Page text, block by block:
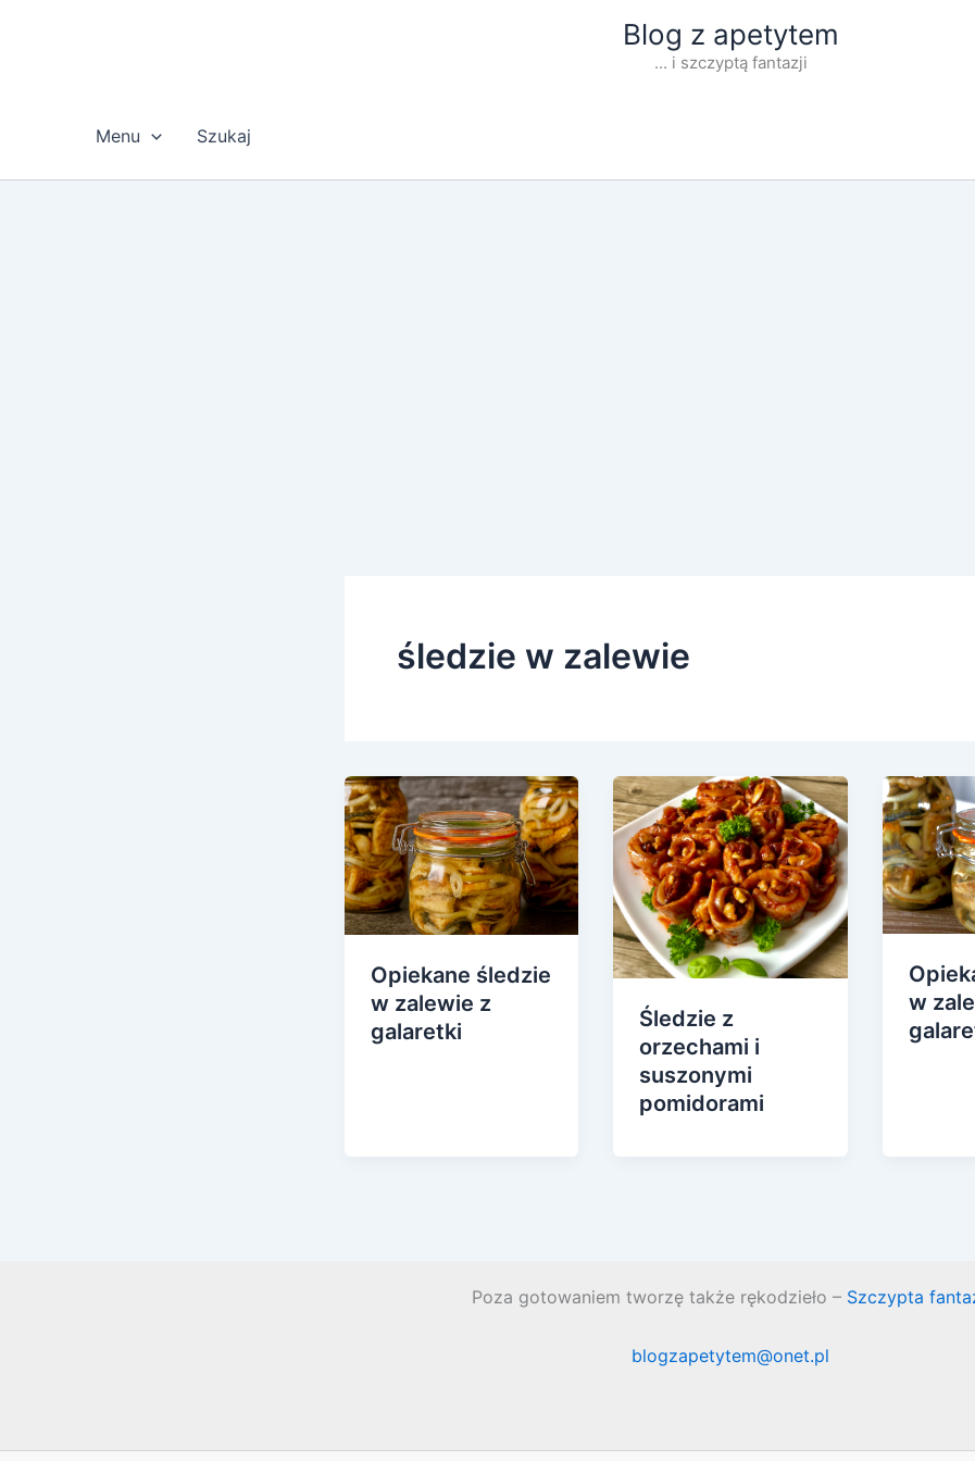
Blog z apetytem
... i szczyptą fantazji
Menu Szukaj
śledzie w zalewie
Opiekane śledzie
w zalewie z
galaretki
Śledzie z
orzechami i
suszonymi
pomidorami
w
Poza gotowaniem tworzę także rękodzieło –Szczypta
blogzapetytem@onet.pl